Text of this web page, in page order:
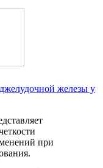
железы у
при